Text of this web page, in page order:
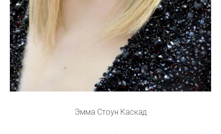
Эмма Стоун Каскад